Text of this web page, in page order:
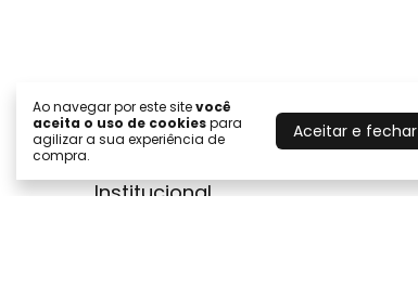
Ao navegar por este sitevocê
aceita o uso de cookiespara
agilizar a sua experiência de
compra.
Aceitar e fechar
Institucional